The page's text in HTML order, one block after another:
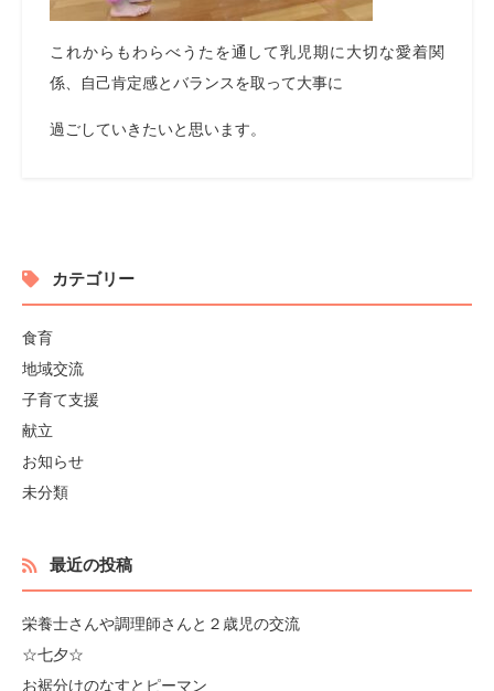
これからもわらべうたを通して乳児期に大切な愛着関
係、自己肯定感とバランスを取って大事に
過ごしていきたいと思います。
カテゴリー
食育
地域交流
子育て支援
献立
お知らせ
未分類
最近の投稿
栄養士さんや調理師さんと２歳児の交流
☆七夕☆
お裾分けのなすとピーマン